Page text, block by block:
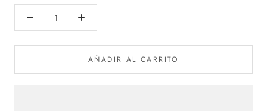
AÑADIR AL CARRITO